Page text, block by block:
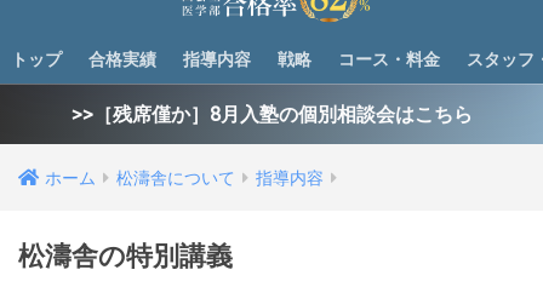
トップ 合格実績 指導内容 戦略 コース・料金 スタッフ
>>［残席僅か］8月入塾の個別相談会はこちら
ホーム 松濤舎について 指導内容
松濤舎の特別講義